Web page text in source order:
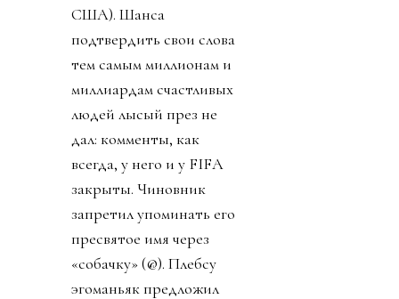
США). Шанса
подтвердить свои слова
тем самым миллионам и
миллиардам счастливых
людей лысый през не
дал: комменты, как
всегда, у него и у FIFA
закрыты. Чиновник
запретил упоминать его
пресвятое имя через
«собачку» (@). Плебсу
эгоманьяк предложил